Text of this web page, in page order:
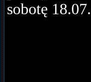
sobotę